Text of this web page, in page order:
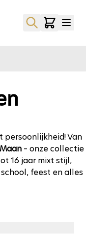
persoonlijkheid! Van
Maan– onze collectie
16 jaar mixt stijl,
feest en alles